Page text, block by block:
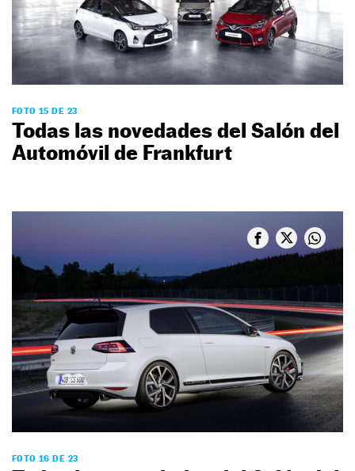
FOTO 15 DE 23
Todas las novedades del Salón del
Automóvil de Frankfurt
FOTO 16 DE 23